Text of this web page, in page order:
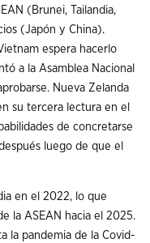
(Brunei, Tailandia,
(Japón y China).
espera hacerlo
a la Asamblea Nacional
Nueva Zelanda
su tercera lectura en el
de concretarse
luego de que el
en el 2022, lo que
la ASEAN hacia el 2025.
la pandemia de la Covid-